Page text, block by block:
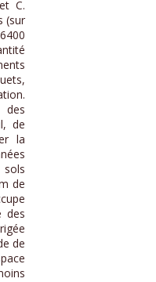
C.
(sur
des
de
la
de
des
de